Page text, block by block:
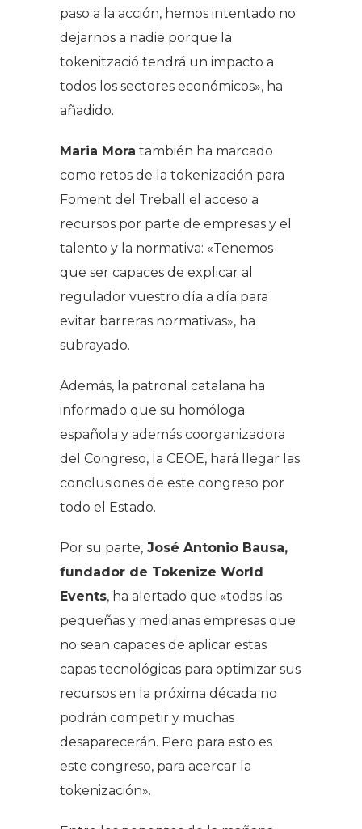
paso a la acción, hemos intentado no
dejarnos a nadie porque la
tokenització tendrá un impacto a
todos los sectores económicos», ha
añadido.
Maria Mora también ha marcado
como retos de la tokenización para
Foment del Treball el acceso a
recursos por parte de empresas y el
talento y la normativa: «Tenemos
que ser capaces de explicar al
regulador vuestro día a día para
evitar barreras normativas», ha
subrayado.
Además, la patronal catalana ha
informado que su homóloga
española y además coorganizadora
del Congreso, la CEOE, hará llegar las
conclusiones de este congreso por
todo el Estado.
Por su parte, José Antonio Bausa,
fundador de Tokenize World
Events, ha alertado que «todas las
pequeñas y medianas empresas que
no sean capaces de aplicar estas
capas tecnológicas para optimizar sus
recursos en la próxima década no
podrán competir y muchas
desaparecerán. Pero para esto es
este congreso, para acercar la
tokenización».